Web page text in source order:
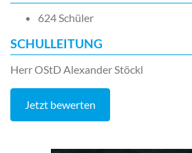
624 Schüler
SCHULLEITUNG
Herr OStD Alexander Stöckl
Jetzt bewerten